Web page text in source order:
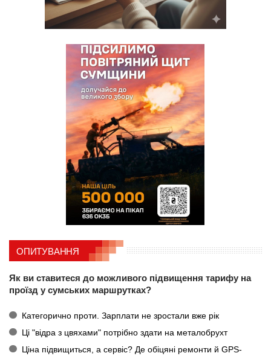
ОПИТУВАННЯ
Як ви ставитеся до можливого підвищення тарифу на
проїзд у сумських маршрутках?
Категорично проти. Зарплати не зростали вже рік
Ці "відра з цвяхами" потрібно здати на металобрухт
Ціна підвищиться, а сервіс? Де обіцяні ремонти й GPS-